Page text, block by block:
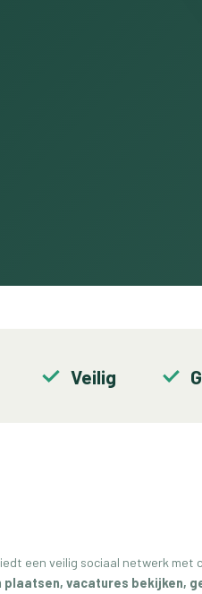
Veilig
een veilig sociaal netwerk met
plaatsen, vacatures bekijken,